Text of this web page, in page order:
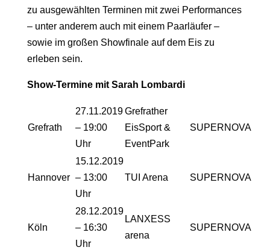
zu ausgewählten Terminen mit zwei Performances
– unter anderem auch mit einem Paarläufer –
sowie im großen Showfinale auf dem Eis zu
erleben sein.
Show-Termine mit Sarah Lombardi
Grefrath
27.11.2019
– 19:00
Uhr
Grefrather
EisSport &
EventPark
SUPERNOVA
Hannover
15.12.2019
– 13:00
Uhr
TUI Arena SUPERNOVA
Köln
28.12.2019
– 16:30
Uhr
LANXESS
arena
SUPERNOVA